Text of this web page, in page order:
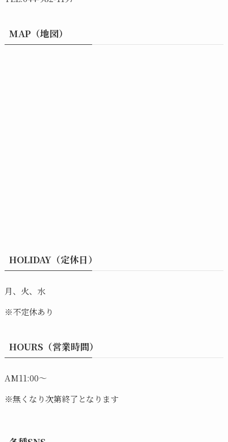
MAP（地図）
HOLIDAY（定休日）
月、火、水
※不定休あり
HOURS（営業時間）
AM11:00～
※無くなり次第終了となります